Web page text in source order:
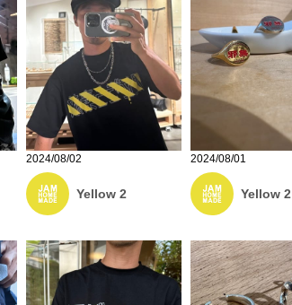
2024/08/02
Yellow 2
2024/08/01
Yellow 2